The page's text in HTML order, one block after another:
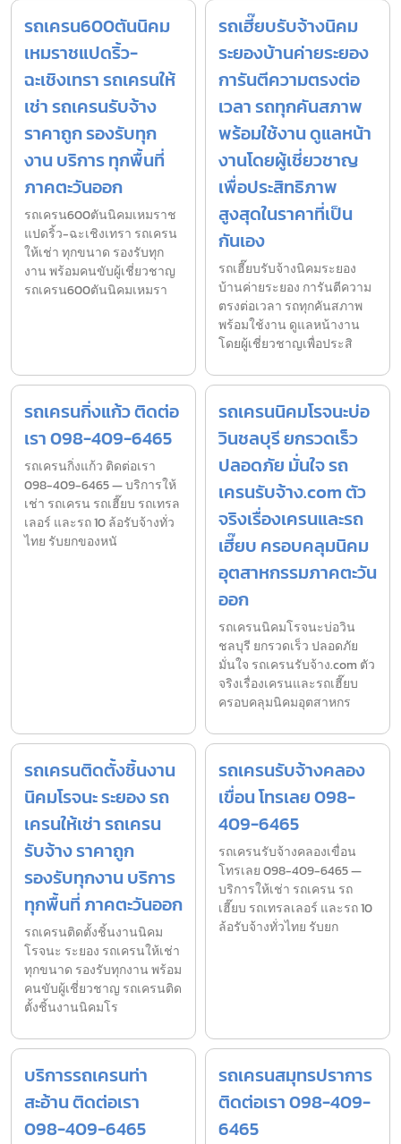
รถเครน600ตันนิคม
เหมราชแปดริ้ว-
ฉะเชิงเทรา รถเครนให้
เช่า รถเครนรับจ้าง
ราคาถูก รองรับทุก
งาน บริการ ทุกพื้นที่
ภาคตะวันออก
รถเครน600ตันนิคมเหมราช
แปดริ้ว-ฉะเชิงเทรา รถเครน
ให้เช่า ทุกขนาด รองรับทุก
งาน พร้อมคนขับผู้เชี่ยวชาญ
รถเครน600ตันนิคมเหมรา
รถเฮี๊ยบรับจ้างนิคม
ระยองบ้านค่ายระยอง
การันตีความตรงต่อ
เวลา รถทุกคันสภาพ
พร้อมใช้งาน ดูแลหน้า
งานโดยผู้เชี่ยวชาญ
เพื่อประสิทธิภาพ
สูงสุดในราคาที่เป็น
กันเอง
รถเฮี๊ยบรับจ้างนิคมระยอง
บ้านค่ายระยอง การันตีความ
ตรงต่อเวลา รถทุกคันสภาพ
พร้อมใช้งาน ดูแลหน้างาน
โดยผู้เชี่ยวชาญเพื่อประสิ
รถเครนกิ่งแก้ว ติดต่อ
เรา 098-409-6465
รถเครนกิ่งแก้ว ติดต่อเรา
098-409-6465 — บริการให้
เช่า รถเครน รถเฮี๊ยบ รถเทรล
เลอร์ และรถ 10 ล้อรับจ้างทั่ว
ไทย รับยกของหนั
รถเครนนิคมโรจนะบ่อ
วินชลบุรี ยกรวดเร็ว
ปลอดภัย มั่นใจ รถ
เครนรับจ้าง.com ตัว
จริงเรื่องเครนและรถ
เฮี๊ยบ ครอบคลุมนิคม
อุตสาหกรรมภาคตะวัน
ออก
รถเครนนิคมโรจนะบ่อวิน
ชลบุรี ยกรวดเร็ว ปลอดภัย
มั่นใจ รถเครนรับจ้าง.com ตัว
จริงเรื่องเครนและรถเฮี๊ยบ
ครอบคลุมนิคมอุตสาหกร
รถเครนติดตั้งชิ้นงาน
นิคมโรจนะ ระยอง รถ
เครนให้เช่า รถเครน
รับจ้าง ราคาถูก
รองรับทุกงาน บริการ
ทุกพื้นที่ ภาคตะวันออก
รถเครนติดตั้งชิ้นงานนิคม
โรจนะ ระยอง รถเครนให้เช่า
ทุกขนาด รองรับทุกงาน พร้อม
คนขับผู้เชี่ยวชาญ รถเครนติด
ตั้งชิ้นงานนิคมโร
รถเครนรับจ้างคลอง
เขื่อน โทรเลย 098-
409-6465
รถเครนรับจ้างคลองเขื่อน
โทรเลย 098-409-6465 —
บริการให้เช่า รถเครน รถ
เฮี๊ยบ รถเทรลเลอร์ และรถ 10
ล้อรับจ้างทั่วไทย รับยก
บริการรถเครนท่า
สะอ้าน ติดต่อเรา
098-409-6465
รถเครนสมุทรปราการ
ติดต่อเรา 098-409-
6465